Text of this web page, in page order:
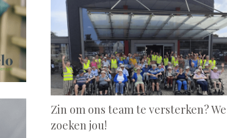
Zin om ons team te versterken? We
zoeken jou!